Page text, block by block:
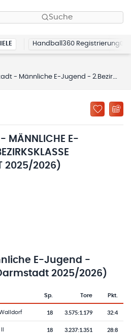
Suche
Handball360 Registrierung
E-Jugend - 2.Bezirksklasse (Darmstadt 2025/2026)
MÄNNLICHE E-
2025/2026)
E-Jugend -
2025/2026)
Sp. Tore Pkt.
18 3.575:1.179 32:4
18 3.237:1.351 28:8